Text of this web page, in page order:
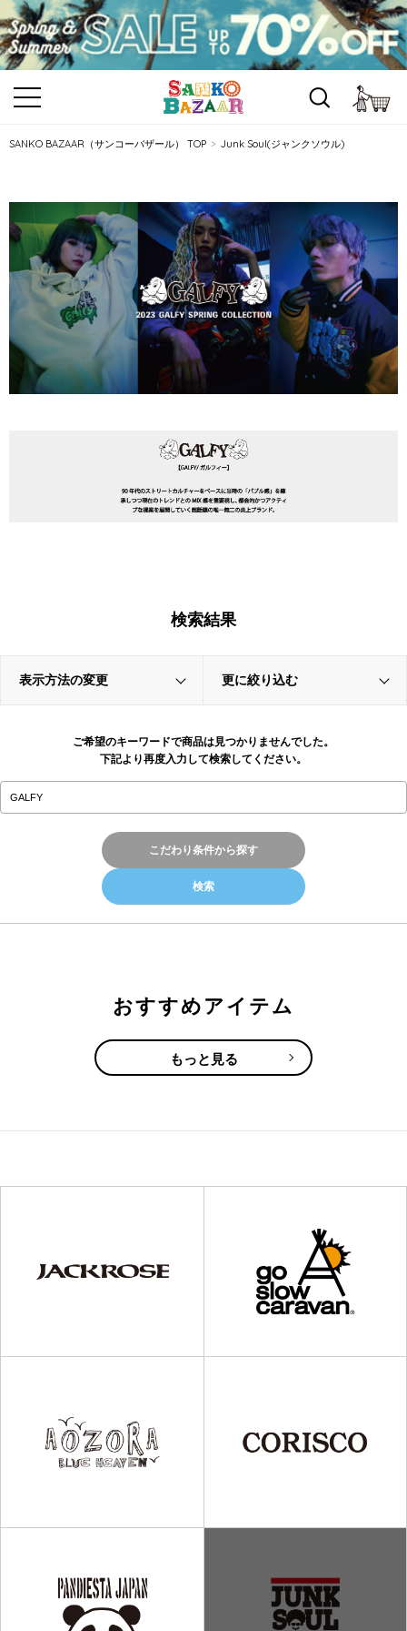
SANKO BAZAAR（サンコーバザール） TOP Junk Soul(ジャンクソウル)
検索結果
表示方法の変更 更に絞り込む
ご希望のキーワードで商品は見つかりませんでした。
下記より再度入力して検索してください。
こだわり条件から探す
おすすめアイテム
もっと見る